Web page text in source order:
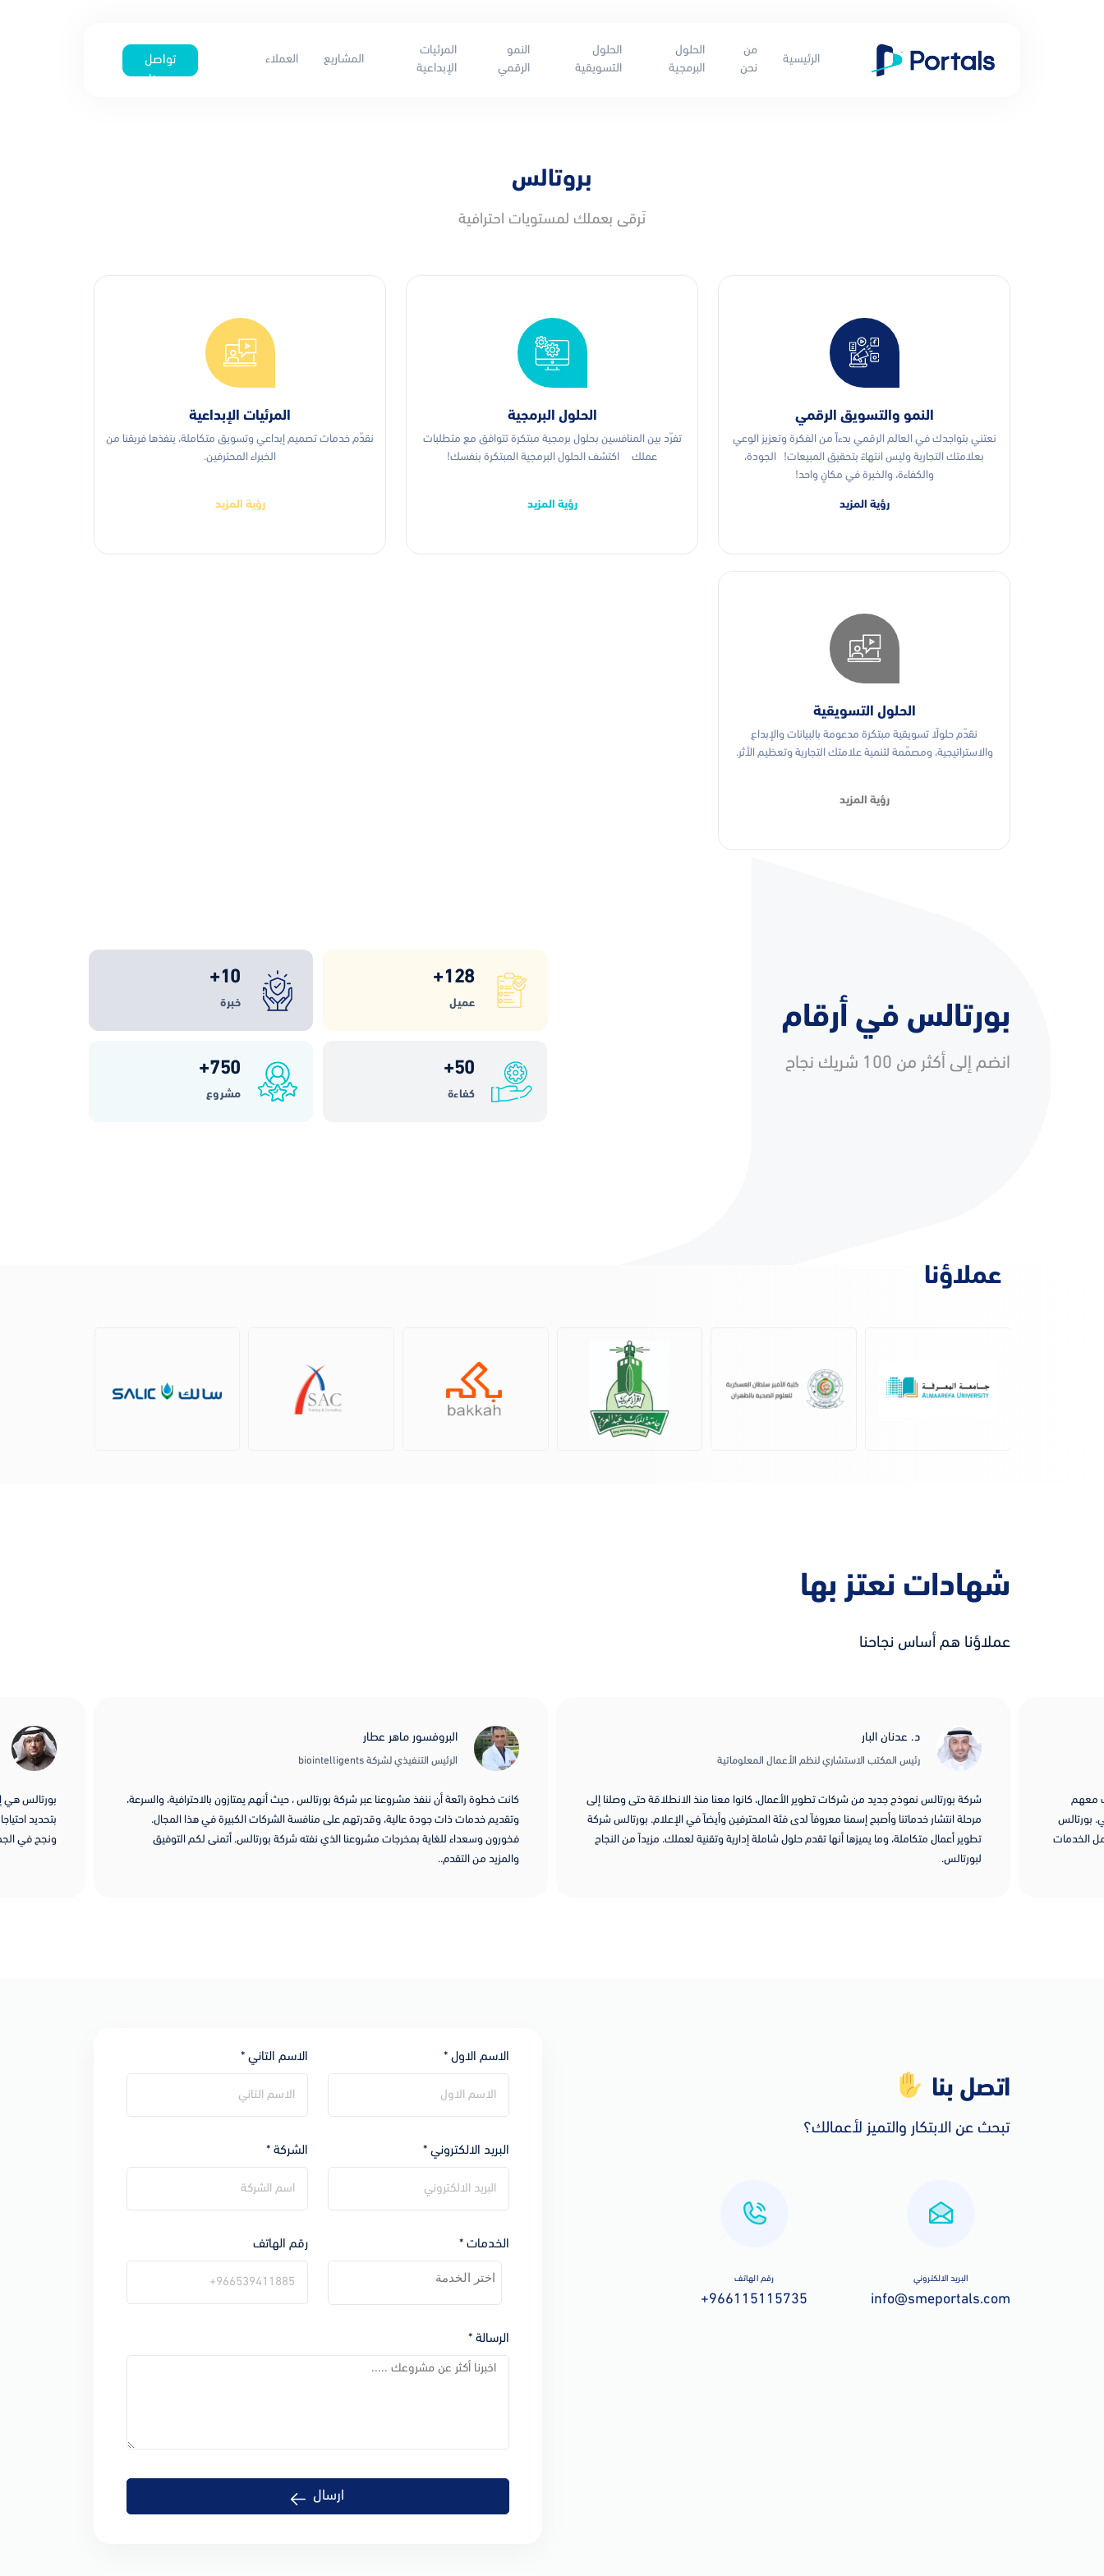
الرئيسية
من
نحن
الحلول
البرمجية
الحلول
التسويقية
النمو
الرقمي
المرئيات
الإبداعية
المشاريع العملاء
تواصل
معنا
بروتالس
نَرقى بعملك لمستويات احترافية
النمو والتسويق الرقمي
نعتني بتواجدك في العالم الرقمي بدءاً من الفكرة وتعزيز الوعي
بعلامتك التجارية وليس انتهاءً بتحقيق المبيعات! الجودة،
والكفاءة، والخبرة في مكانٍ واحد!
رؤية المزيد
الحلول البرمجية
تفرّد بين المنافسين بحلول برمجية مبتكرة تتوافق مع متطلبات
عملك اكتشف الحلول البرمجية المبتكرة بنفسك!
رؤية المزيد
المرئيات الإبداعية
نقدّم خدمات تصميم إبداعي وتسويق متكاملة، ينفذها فريقنا من
الخبراء المحترفين.
رؤية المزيد
الحلول التسويقية
نقدّم حلولًا تسويقية مبتكرة مدعومة بالبيانات والإبداع
والاستراتيجية، ومصمّمة لتنمية علامتك التجارية وتعظيم الأثر.
رؤية المزيد
بورتالس في أرقام
انضم إلى أكثر من 100 شريك نجاح
+128
عميل
+10
خبرة
+50
كفاءة
+750
مشروع
عملاؤنا
شهادات نعتز بها
عملاؤنا هم أساس نجاحنا
معهم
بورتالس
الخدمات
د. عدنان البار
رئيس المكتب الاستشاري لنظم الأعمال المعلوماتية
شركة بورتالس نموذج جديد من شركات تطوير الأعمال، كانوا معنا منذ الانطلاقة حتى وصلنا إلى
مرحلة انتشار خدماتنا وأصبح إسمنا معروفاً لدى فئة المحترفين وأيضاً في الإعلام. بورتالس شركة
تطوير أعمال متكاملة، وما يميزها أنها تقدم حلول شاملة إدارية وتقنية لعملك. مزيداً من النجاح
لبورتالس.
البروفسور ماهر عطار
الرئيس التنفيذي لشركة biointelligents
كانت خطوة رائعة أن ننفذ مشروعنا عبر شركة بورتالس ، حيث أنهم يمتازون بالاحترافية، والسرعة،
وتقديم خدمات ذات جودة عالية، وقدرتهم على منافسة الشركات الكبيرة في هذا المجال.
فخورون وسعداء للغاية بمخرجات مشروعنا الذي نفته شركة بورتالس. أتمنى لكم التوفيق
والمزيد من التقدم..
بورتالس هي
بتحديد
ونجح في
اتصل بنا
تبحث عن الابتكار والتميز لأعمالك؟
البريد الالكتروني
info@smeportals.com
رقم الهاتف
+966115115735
الاسم الاول * الاسم التاني *
البريد الالكتروني * الشركة *
الخدمات * رقم الهاتف
الرسالة *
ارسال